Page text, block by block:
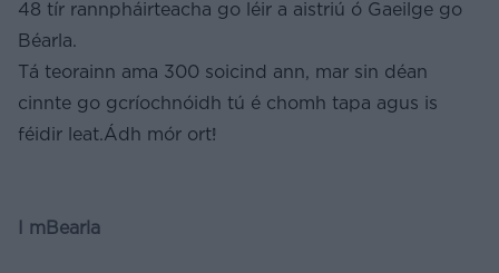
48 tír rannpháirteacha go léir a aistriú ó Gaeilge go
Béarla.
Tá teorainn ama 300 soicind ann, mar sin déan
cinnte go gcríochnóidh tú é chomh tapa agus is
féidir leat.Ádh mór ort!
I mBearla